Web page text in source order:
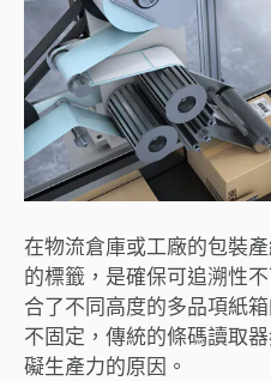
在物流倉庫或工廠的包裝
的標籤，是確保可追溯性
合了不同高度的多品項紙
不固定，傳統的條碼讀取
礙生產力的原因。